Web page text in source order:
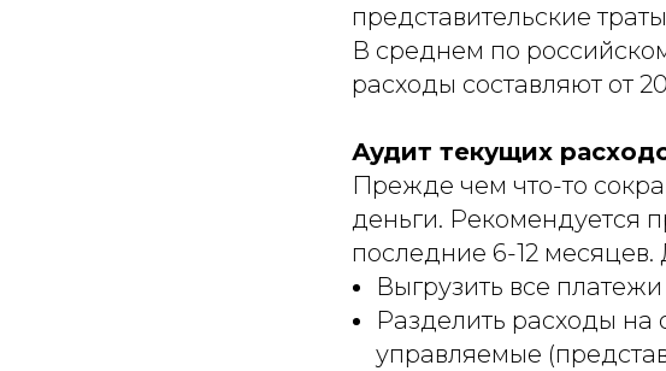
представительские
В среднем по
расходы составляют от
Аудит текущих
Прежде чем что-то
деньги. Рекомендуется
последние 6-12 месяцев.
Выгрузить все
Разделить расходы на
управляемые